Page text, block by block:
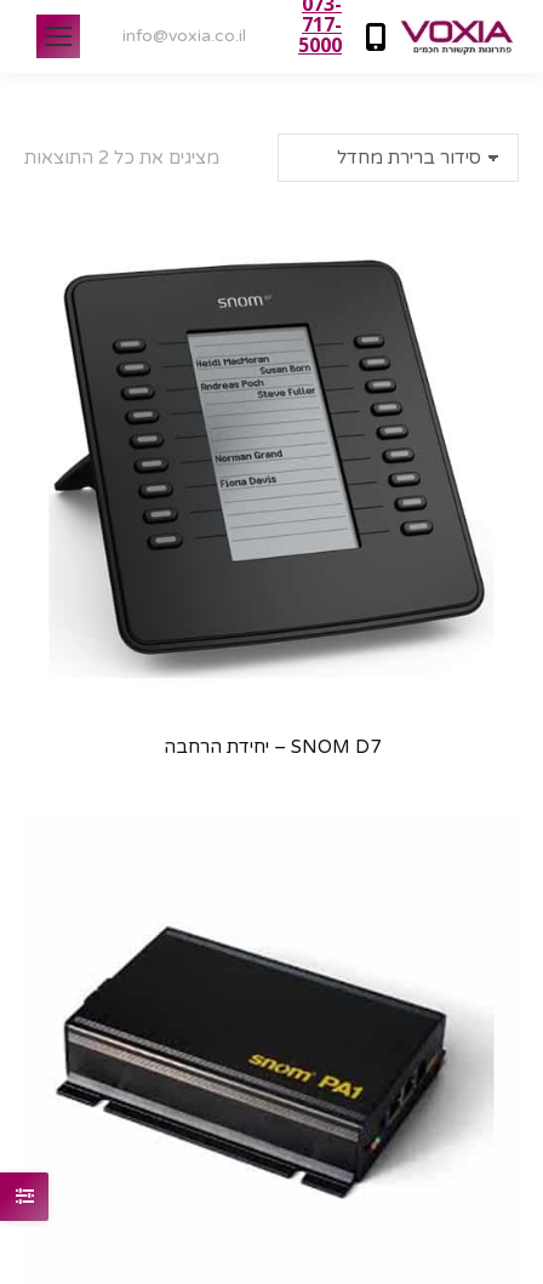
717-
5000
info@voxia.co.il
מציגים את כל ⁦2⁩ התוצאות
SNOM D7 – יחידת הרחבה